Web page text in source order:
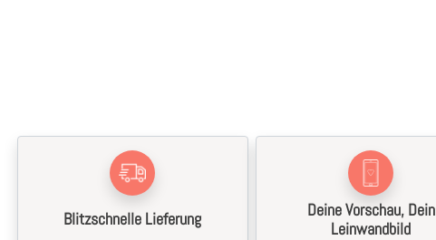
Blitzschnelle Lieferung
Deine Vorschau, Dein
Leinwandbild